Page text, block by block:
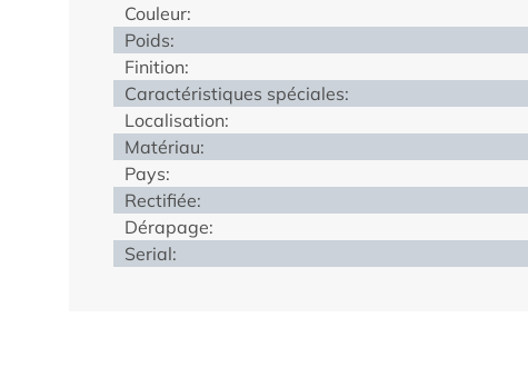
Couleur:
Poids:
Finition:
Caractéristiques spéciales:
Localisation:
Matériau:
Pays:
Rectifiée:
Dérapage:
Serial: